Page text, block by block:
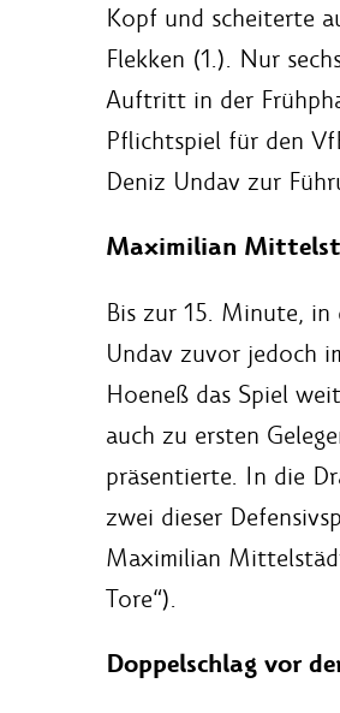
Kopf und scheiterte
Flekken (1.). Nur
Auftritt in der
Pflichtspiel für den
Deniz Undav zur
Maximilian
Bis zur 15. Minute,
Undav zuvor jedoch
Hoeneß das Spiel
auch zu ersten
präsentierte. In die
zwei dieser
Maximilian
Tore“).
Doppelschlag vor